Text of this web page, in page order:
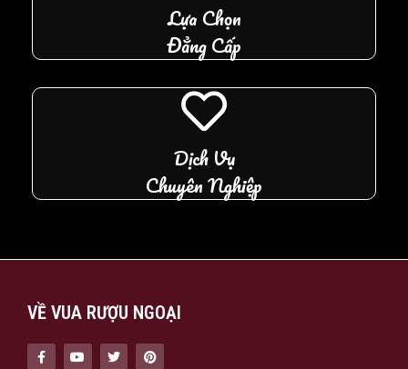
Lựa Chọn
Đẳng Cấp
Dịch Vụ
Chuyên Nghiệp
VỀ VUA RƯỢU NGOẠI